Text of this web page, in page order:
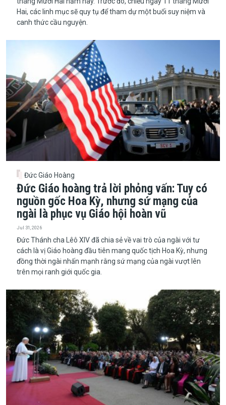
Hai, các linh mục sẽ quy tụ để tham dự một buổi suy niệm và
canh thức cầu nguyện.
Đức Giáo Hoàng
Đức Giáo hoàng trả lời phỏng vấn: Tuy có
nguồn gốc Hoa Kỳ, nhưng sứ mạng của
ngài là phục vụ Giáo hội hoàn vũ
Jul 31, 2026
Đức Thánh cha Lêô XIV đã chia sẻ về vai trò của ngài với tư
cách là vị Giáo hoàng đầu tiên mang quốc tịch Hoa Kỳ, nhưng
đồng thời ngài nhấn mạnh rằng sứ mạng của ngài vượt lên
trên mọi ranh giới quốc gia.